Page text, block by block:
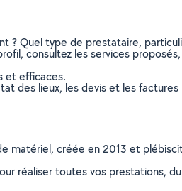
? Quel type de prestataire,
consultez les services
et efficaces.
des lieux, les devis et les
créée en 2013 et
réaliser toutes vos prestations,